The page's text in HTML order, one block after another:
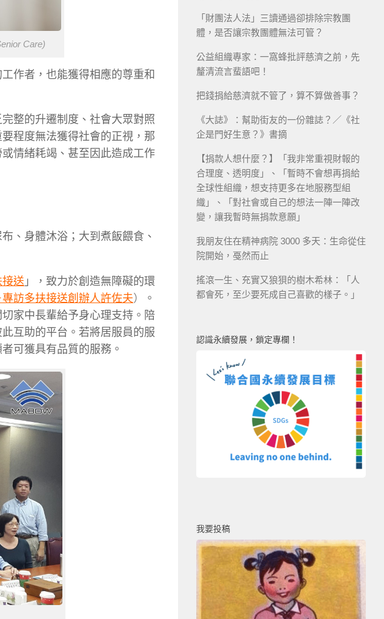
Care)
作者，也能獲得相應的尊重和
整的升遷制度、社會大眾對照
程度無法獲得社會的正視，那
情緒耗竭、甚至因此造成工作
、身體沐浴；大到煮飯餵食、
接送 」，致力於創造無障礙的環
訪多扶接送創辦人許佐夫）
。
家中長輩給予身心理支持。陪
互助的平台。若將居服員的服
可獲具有品質的服務。
「財團法人法」三讀通過卻排除宗教團
體，是否讓宗教團體無法可管？
公益組織專家：一窩蜂批評慈濟之前，先
釐清流言蜚語吧！
把錢捐給慈濟就不管了，算不算做善事？
《大誌》：幫助街友的一份雜誌？／《社
企是門好生意？》書摘
【捐款人想什麼？】「我非常重視財報的
合理度、透明度」、「暫時不會想再捐給
全球性組織，想支持更多在地服務型組
織」、「對社會或自己的想法一陣一陣改
變，讓我暫時無捐款意願」
我朋友住在精神病院 3000 多天：生命從住
院開始，戞然而止
搖滾一生、充實又狼狽的樹木希林：「人
都會死，至少要死成自己喜歡的樣子。」
認識永續發展，鎖定專欄！
我要投稿